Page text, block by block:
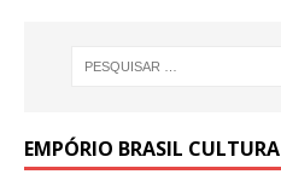
EMPÓRIO BRASIL CULTURA